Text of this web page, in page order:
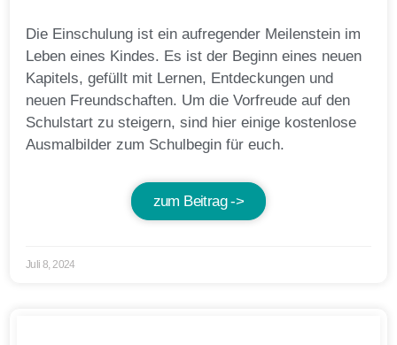
Die Einschulung ist ein aufregender Meilenstein im
Leben eines Kindes. Es ist der Beginn eines neuen
Kapitels, gefüllt mit Lernen, Entdeckungen und
neuen Freundschaften. Um die Vorfreude auf den
Schulstart zu steigern, sind hier einige kostenlose
Ausmalbilder zum Schulbegin für euch.
zum Beitrag ->
Juli 8, 2024